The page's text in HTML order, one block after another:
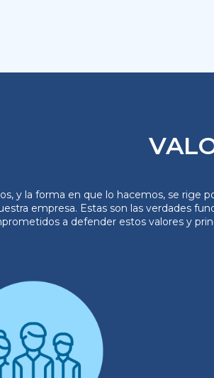
y la forma en que lo hacemos, se rige
empresa. Estas son las verdades
a defender estos valores y